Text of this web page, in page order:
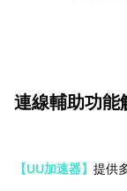
連線輔助功能
【UU加速器】 提供